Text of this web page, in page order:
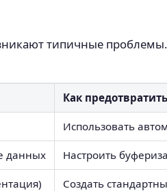
типичные
Как предотвратить
Использовать
данных Настроить
Создать